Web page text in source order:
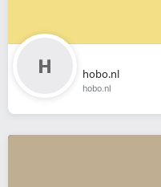
hobo.nl
hobo.nl